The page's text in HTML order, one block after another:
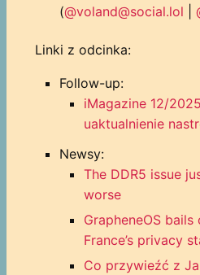
(@voland@social.lol
Linki z odcinka:
Follow-up:
iMagazine 12/
uaktualnienie
Newsy:
The DDR5 issue
worse
GrapheneOS
France’s privacy
Co przywieźć z